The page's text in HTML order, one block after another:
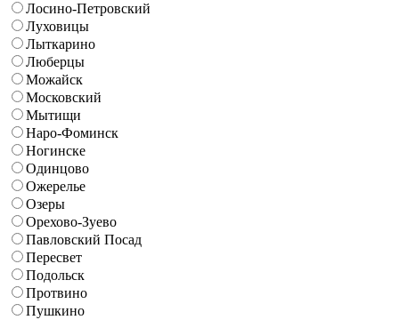
Лосино-Петровский
Луховицы
Лыткарино
Люберцы
Можайск
Московский
Мытищи
Наро-Фоминск
Ногинске
Одинцово
Ожерелье
Озеры
Орехово-Зуево
Павловский Посад
Пересвет
Подольск
Протвино
Пушкино